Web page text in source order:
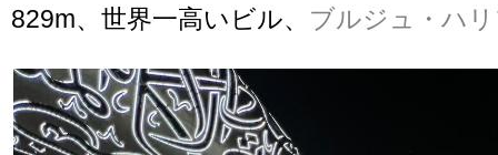
829m、世界一高いビル、 ブルジュ・ハ